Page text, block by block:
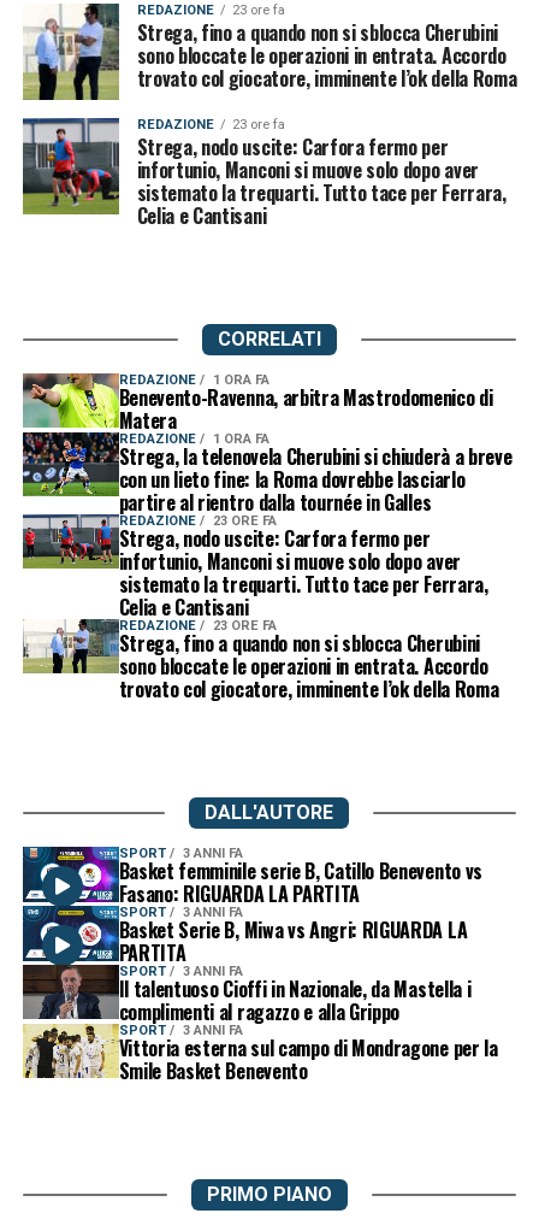
REDAZIONE 23 ore fa
Strega, fino a quando non si sblocca Cherubini
sono bloccate le operazioni in entrata. Accordo
trovato col giocatore, imminente l’ok della Roma
REDAZIONE 23 ore fa
Strega, nodo uscite: Carfora fermo per
infortunio, Manconi si muove solo dopo aver
sistemato la trequarti. Tutto tace per Ferrara,
Celia e Cantisani
CORRELATI
REDAZIONE 1 ORA FA
Benevento-Ravenna, arbitra Mastrodomenico di
Matera
REDAZIONE 1 ORA FA
Strega, la telenovela Cherubini si chiuderà a breve
con un lieto fine: la Roma dovrebbe lasciarlo
partire al rientro dalla tournée in Galles
REDAZIONE 23 ORE FA
Strega, nodo uscite: Carfora fermo per
infortunio, Manconi si muove solo dopo aver
sistemato la trequarti. Tutto tace per Ferrara,
Celia e Cantisani
REDAZIONE 23 ORE FA
Strega, fino a quando non si sblocca Cherubini
sono bloccate le operazioni in entrata. Accordo
trovato col giocatore, imminente l’ok della Roma
DALL'AUTORE
SPORT 3 ANNI FA
Basket femminile serie B, Catillo Benevento vs
Fasano: RIGUARDA LA PARTITA
SPORT 3 ANNI FA
Basket Serie B, Miwa vs Angri: RIGUARDA LA
PARTITA
SPORT 3 ANNI FA
Il talentuoso Cioffi in Nazionale, da Mastella i
complimenti al ragazzo e alla Grippo
SPORT 3 ANNI FA
Vittoria esterna sul campo di Mondragone per la
Smile Basket Benevento
PRIMO PIANO